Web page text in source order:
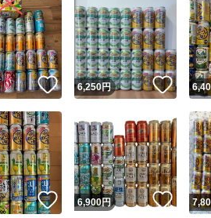
取引実績◯+ この
他フリマ実績◯+ この
スピード&安心発送
※このバッジは実績に基づく表示で
スピード＆安心発送
この
ます
コピーは1商品につき1
いいね！
6,250円 いい
いいね！
6,900円 いい